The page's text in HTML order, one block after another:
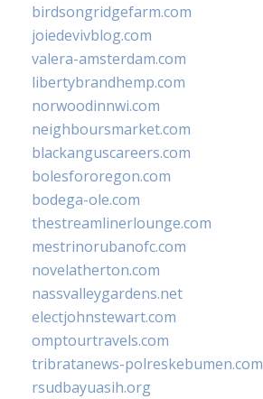
birdsongridgefarm.com
joiedevivblog.com
valera-amsterdam.com
libertybrandhemp.com
norwoodinnwi.com
neighboursmarket.com
blackanguscareers.com
bolesfororegon.com
bodega-ole.com
thestreamlinerlounge.com
mestrinorubanofc.com
novelatherton.com
nassvalleygardens.net
electjohnstewart.com
omptourtravels.com
tribratanews-polreskebumen.com
rsudbayuasih.org